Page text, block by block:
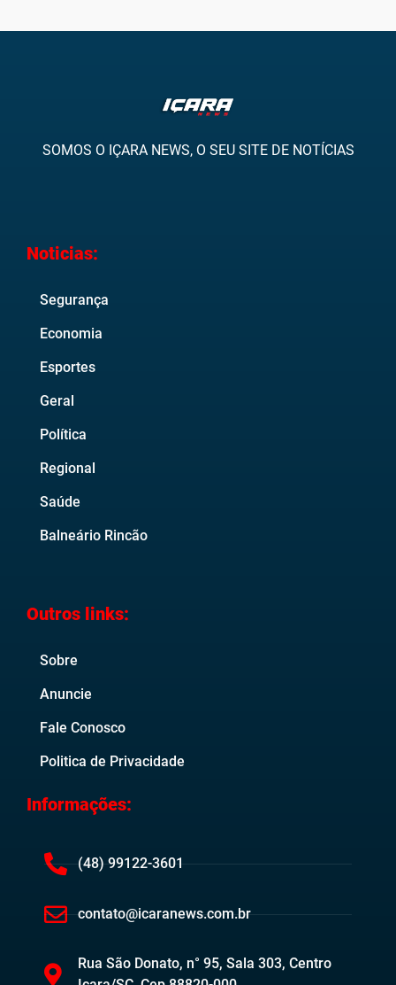
SOMOS O IÇARA NEWS, O SEU SITE DE NOTÍCIAS
Noticias:
Segurança
Economia
Esportes
Geral
Política
Regional
Saúde
Balneário Rincão
Outros links:
Sobre
Anuncie
Fale Conosco
Politica de Privacidade
Informações:
(48) 99122-3601
contato@icaranews.com.br
Rua São Donato, n° 95, Sala 303, Centro